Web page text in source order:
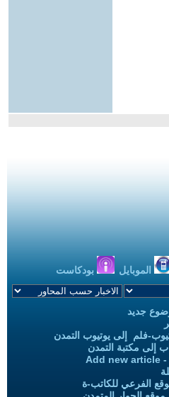
الموبايل بودكاست
جديد
فلم إلى يوتيوب التمدن
إلى مكتبة التمدن
Add new article
الفرعي للكاتب-ة